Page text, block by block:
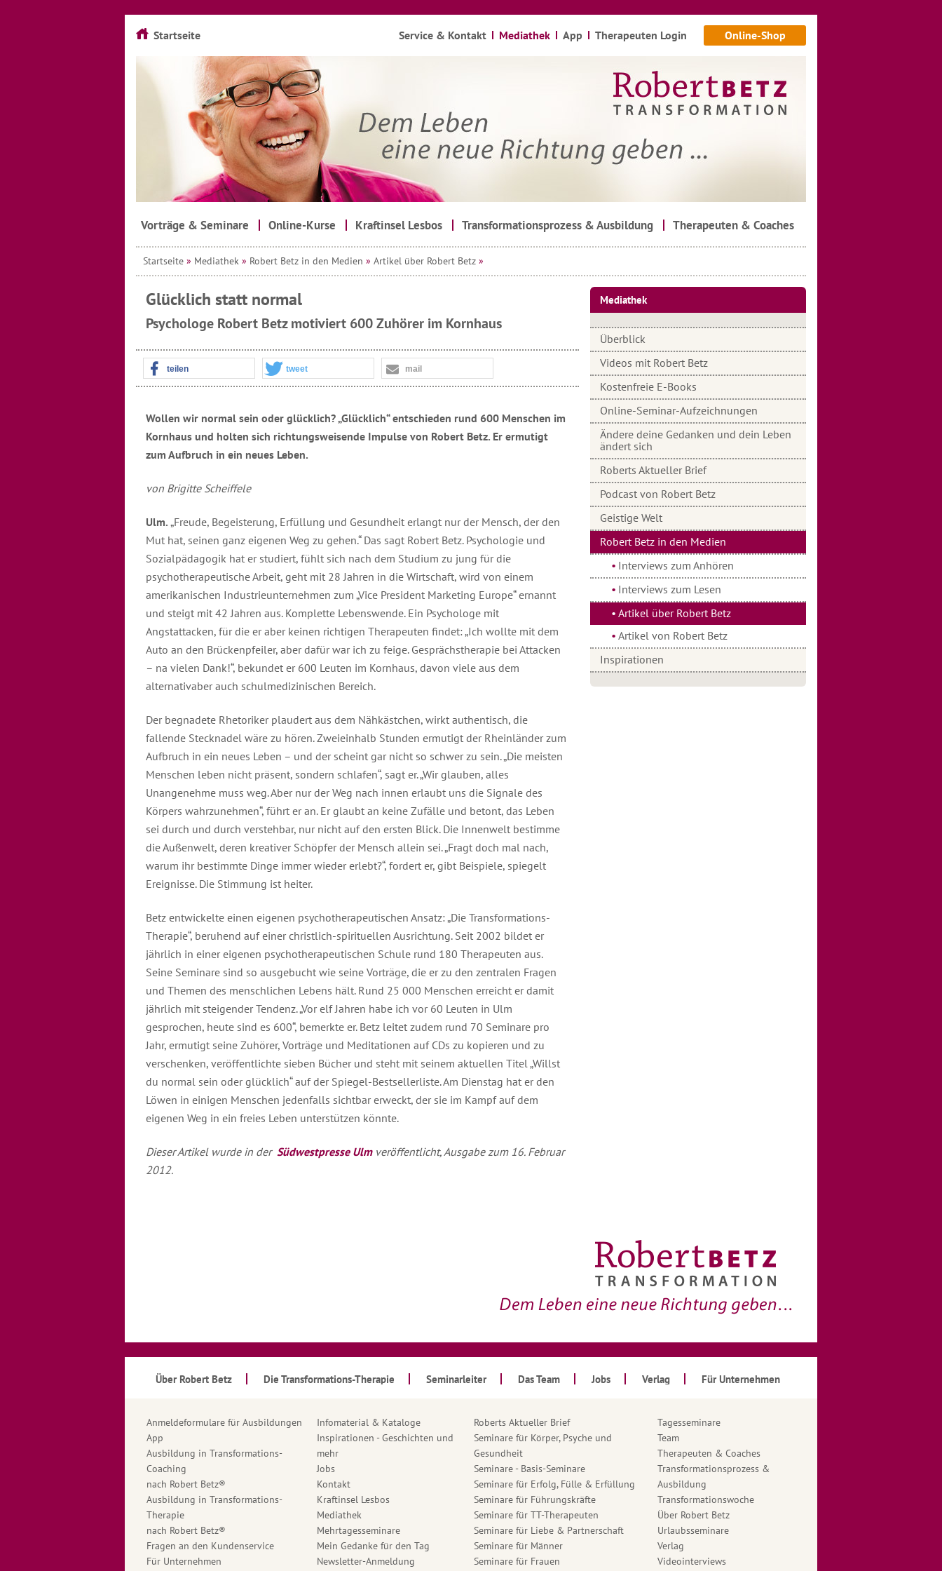
Vorträge & Seminare Online-Kurse Kraftinsel Lesbos Transformationsprozess & Ausbildung Therapeuten & Coaches
Startseite » Mediathek » Robert Betz in den Medien » Artikel über Robert Betz »
Glücklich statt normal
Psychologe Robert Betz motiviert 600 Zuhörer im Kornhaus
teilen tweet mail
Wollen wir normal sein oder glücklich? „Glücklich“ entschieden rund 600 Menschen im
Kornhaus und holten sich richtungsweisende Impulse von Robert Betz. Er ermutigt
zum Aufbruch in ein neues Leben.
von Brigitte Scheiffele
Ulm. „Freude, Begeisterung, Erfüllung und Gesundheit erlangt nur der Mensch, der den
Mut hat, seinen ganz eigenen Weg zu gehen.“ Das sagt Robert Betz. Psychologie und
Sozialpädagogik hat er studiert, fühlt sich nach dem Studium zu jung für die
psychotherapeutische Arbeit, geht mit 28 Jahren in die Wirtschaft, wird von einem
amerikanischen Industrieunternehmen zum „Vice President Marketing Europe“ ernannt
und steigt mit 42 Jahren aus. Komplette Lebenswende. Ein Psychologe mit
Angstattacken, für die er aber keinen richtigen Therapeuten findet: „Ich wollte mit dem
Auto an den Brückenpfeiler, aber dafür war ich zu feige. Gesprächstherapie bei Attacken
– na vielen Dank!“, bekundet er 600 Leuten im Kornhaus, davon viele aus dem
alternativaber auch schulmedizinischen Bereich.
Der begnadete Rhetoriker plaudert aus dem Nähkästchen, wirkt authentisch, die
fallende Stecknadel wäre zu hören. Zweieinhalb Stunden ermutigt der Rheinländer zum
Aufbruch in ein neues Leben – und der scheint gar nicht so schwer zu sein. „Die meisten
Menschen leben nicht präsent, sondern schlafen“, sagt er. „Wir glauben, alles
Unangenehme muss weg. Aber nur der Weg nach innen erlaubt uns die Signale des
Körpers wahrzunehmen“, führt er an. Er glaubt an keine Zufälle und betont, das Leben
sei durch und durch verstehbar, nur nicht auf den ersten Blick. Die Innenwelt bestimme
die Außenwelt, deren kreativer Schöpfer der Mensch allein sei. „Fragt doch mal nach,
warum ihr bestimmte Dinge immer wieder erlebt?“, fordert er, gibt Beispiele, spiegelt
Ereignisse. Die Stimmung ist heiter.
Betz entwickelte einen eigenen psychotherapeutischen Ansatz: „Die Transformations-
Therapie“, beruhend auf einer christlich-spirituellen Ausrichtung. Seit 2002 bildet er
jährlich in einer eigenen psychotherapeutischen Schule rund 180 Therapeuten aus.
Seine Seminare sind so ausgebucht wie seine Vorträge, die er zu den zentralen Fragen
und Themen des menschlichen Lebens hält. Rund 25 000 Menschen erreicht er damit
jährlich mit steigender Tendenz. „Vor elf Jahren habe ich vor 60 Leuten in Ulm
gesprochen, heute sind es 600“, bemerkte er. Betz leitet zudem rund 70 Seminare pro
Jahr, ermutigt seine Zuhörer, Vorträge und Meditationen auf CDs zu kopieren und zu
verschenken, veröffentlichte sieben Bücher und steht mit seinem aktuellen Titel „Willst
du normal sein oder glücklich“ auf der Spiegel-Bestsellerliste. Am Dienstag hat er den
Löwen in einigen Menschen jedenfalls sichtbar erweckt, der sie im Kampf auf dem
eigenen Weg in ein freies Leben unterstützen könnte.
Dieser Artikel wurde in der Südwestpresse Ulmveröffentlicht, Ausgabe zum 16. Februar
2012.
Mediathek
Überblick
Videos mit Robert Betz
Kostenfreie E-Books
Online-Seminar-Aufzeichnungen
Ändere deine Gedanken und dein Leben
ändert sich
Roberts Aktueller Brief
Podcast von Robert Betz
Geistige Welt
Robert Betz in den Medien
Interviews zum Anhören
Interviews zum Lesen
Artikel über Robert Betz
Artikel von Robert Betz
Inspirationen
Startseite Service & Kontakt Mediathek App Therapeuten Login Online-Shop
Über Robert Betz Die Transformations-Therapie Seminarleiter Das Team Jobs Verlag Für Unternehmen
Anmeldeformulare für Ausbildungen
App
Ausbildung in Transformations-
Coaching
nach Robert Betz®
Ausbildung in Transformations-
Therapie
nach Robert Betz®
Fragen an den Kundenservice
Für Unternehmen
Infomaterial & Kataloge
Inspirationen - Geschichten und
mehr
Jobs
Kontakt
Kraftinsel Lesbos
Mediathek
Mehrtagesseminare
Mein Gedanke für den Tag
Newsletter-Anmeldung
Roberts Aktueller Brief
Seminare für Körper, Psyche und
Gesundheit
Seminare - Basis-Seminare
Seminare für Erfolg, Fülle & Erfüllung
Seminare für Führungskräfte
Seminare für TT-Therapeuten
Seminare für Liebe & Partnerschaft
Seminare für Männer
Seminare für Frauen
Tagesseminare
Team
Therapeuten & Coaches
Transformationsprozess &
Ausbildung
Transformationswoche
Über Robert Betz
Urlaubsseminare
Verlag
Videointerviews